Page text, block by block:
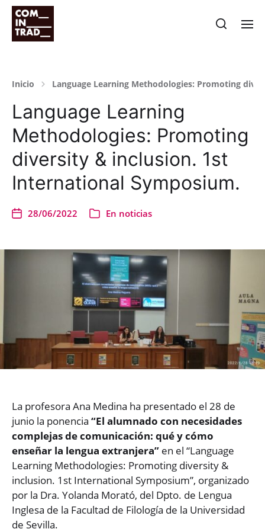
Inicio Language Learning Methodologies: Promoting
Language Learning
Methodologies: Promoting
diversity & inclusion. 1st
International Symposium.
28/06/2022 En noticias
La profesora Ana Medina ha presentado el 28 de
junio la ponencia “El alumnado con necesidades
complejas de comunicación: qué y cómo
enseñar la lengua extranjera” en el “Language
Learning Methodologies: Promoting diversity &
inclusion. 1st International Symposium”, organizado
por la Dra. Yolanda Morató, del Dpto. de Lengua
Inglesa de la Facultad de Filología de la Universidad
de Sevilla.